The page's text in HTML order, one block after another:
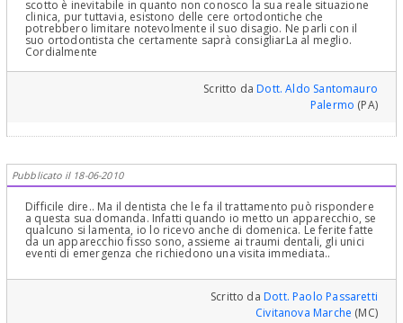
scotto è inevitabile in quanto non conosco la sua reale situazione
clinica, pur tuttavia, esistono delle cere ortodontiche che
potrebbero limitare notevolmente il suo disagio. Ne parli con il
suo ortodontista che certamente saprà consigliarLa al meglio.
Cordialmente
Scritto daDott. Aldo Santomauro
Palermo (PA)
Pubblicato il 18-06-2010
Difficile dire.. Ma il dentista che le fa il trattamento può rispondere
a questa sua domanda. Infatti quando io metto un apparecchio, se
qualcuno si lamenta, io lo ricevo anche di domenica. Le ferite fatte
da un apparecchio fisso sono, assieme ai traumi dentali, gli unici
eventi di emergenza che richiedono una visita immediata..
Scritto daDott. Paolo Passaretti
Civitanova Marche (MC)